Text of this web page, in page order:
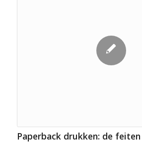
Paperback drukken: de